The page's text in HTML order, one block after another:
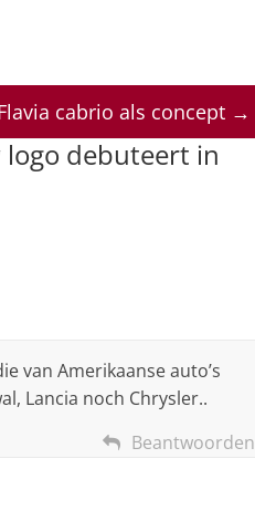
cabrio als concept →
debuteert in
van Amerikaanse auto’s
Lancia noch Chrysler..
Beantwoorden